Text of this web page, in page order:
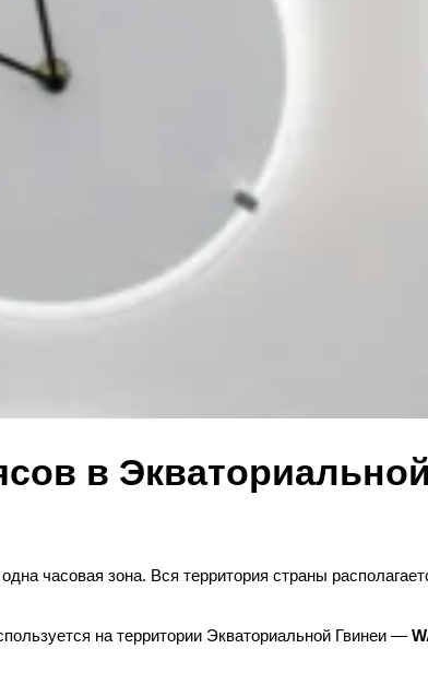
в
часовая зона. Вся территория страны
на территории Экваториальной Гвинеи —